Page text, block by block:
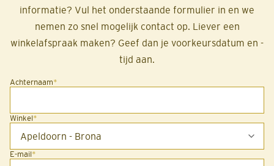
informatie? Vul het onderstaande formulier in en we
nemen zo snel mogelijk contact op. Liever een
winkelafspraak maken? Geef dan je voorkeursdatum en -
tijd aan.
Achternaam*
Winkel*
E-mail*